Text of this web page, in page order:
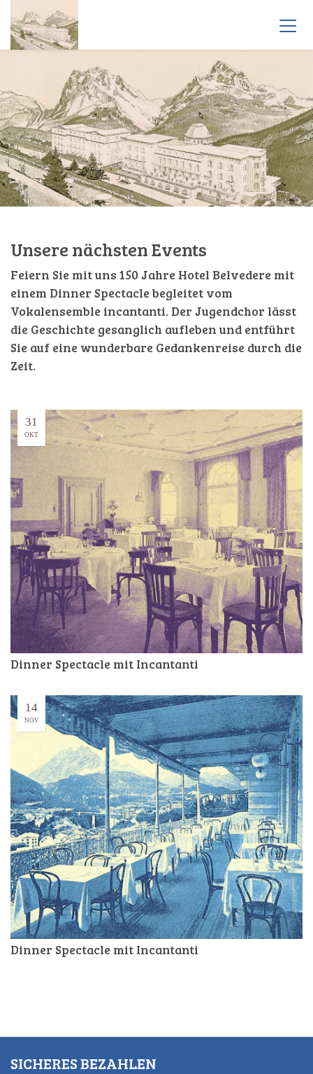
Unsere nächsten Events
Feiern Sie mit uns 150 Jahre Hotel Belvedere mit
einem Dinner Spectacle begleitet vom
Vokalensemble incantanti. Der Jugendchor lässt
die Geschichte gesanglich aufleben und entführt
Sie auf eine wunderbare Gedankenreise durch die
Zeit.
31
OKT
Dinner Spectacle mit Incantanti
14
NOV
Dinner Spectacle mit Incantanti
SICHERES BEZAHLEN